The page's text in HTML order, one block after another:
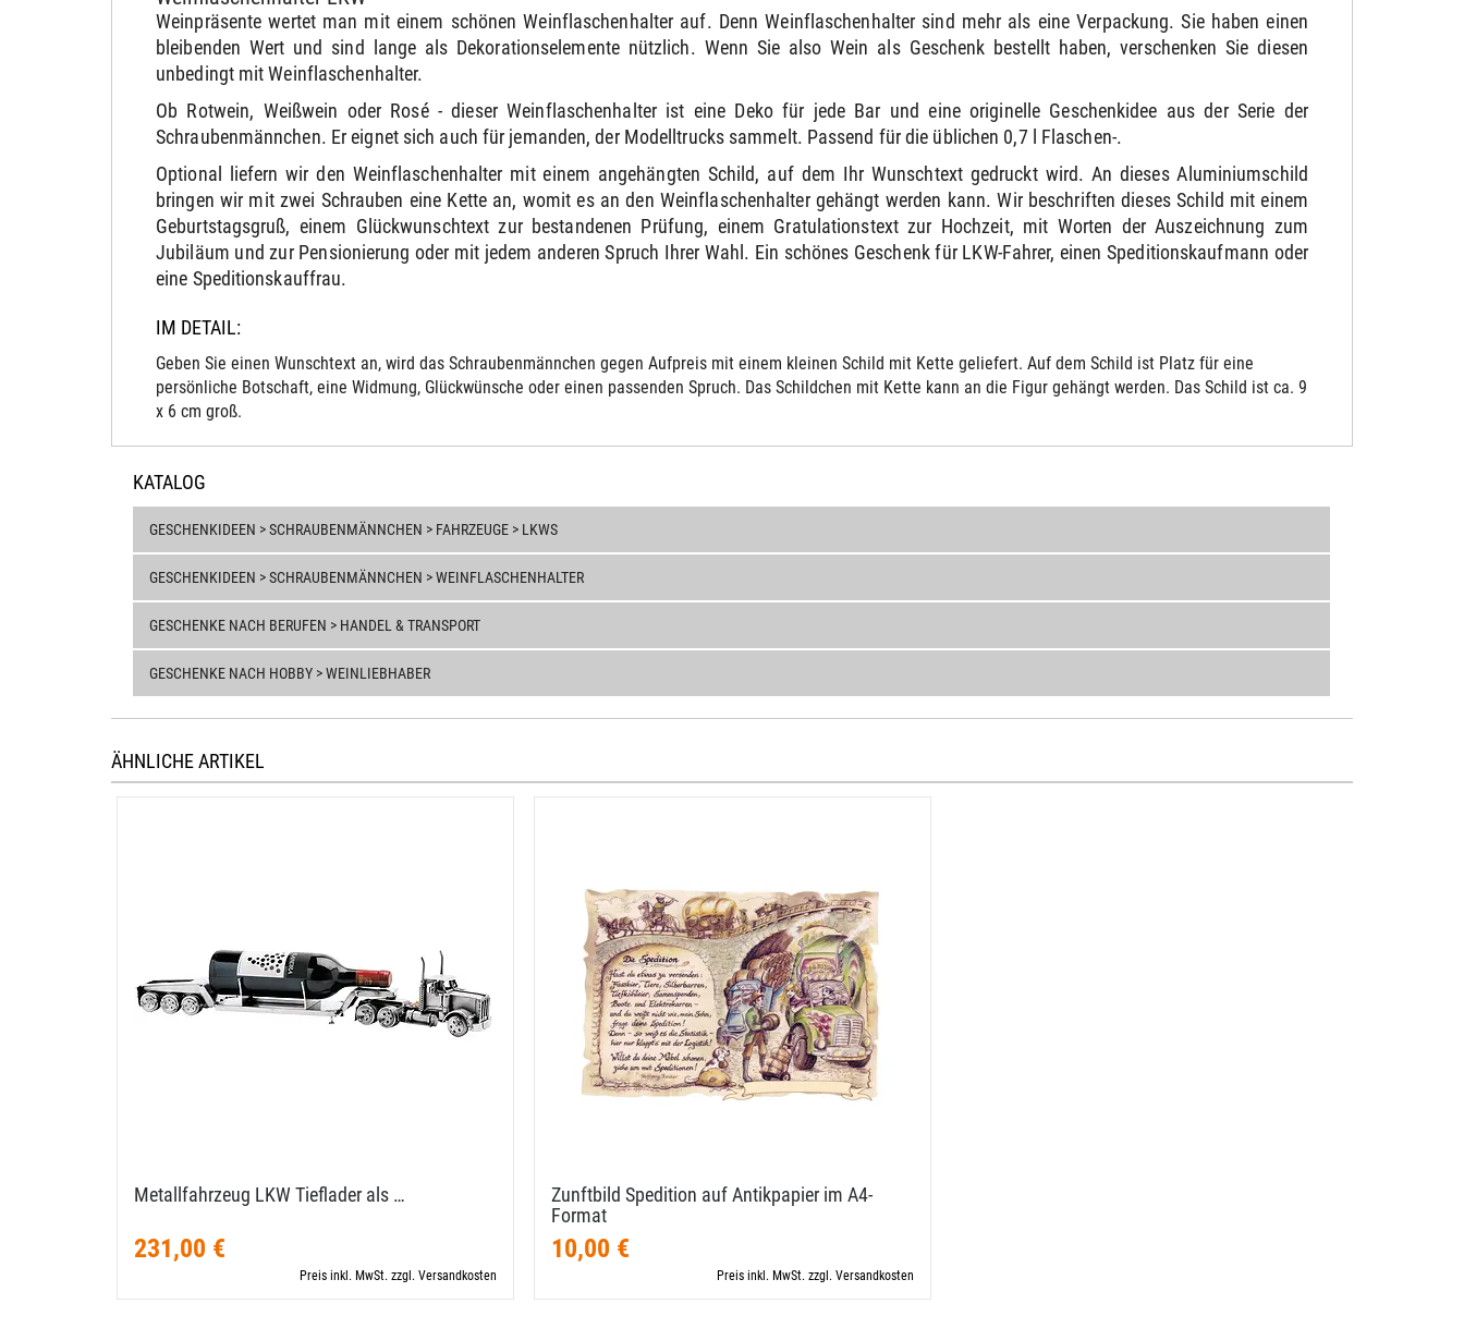
Weinpräsente wertet man mit einem schönen Weinflaschenhalter auf. Denn Weinflaschenhalter sind mehr als eine Verpackung. Sie haben einen
bleibenden Wert und sind lange als Dekorationselemente nützlich. Wenn Sie also Wein als Geschenk bestellt haben, verschenken Sie diesen
unbedingt mit Weinflaschenhalter.
Ob Rotwein, Weißwein oder Rosé - dieser Weinflaschenhalter ist eine Deko für jede Bar und eine originelle Geschenkidee aus der Serie der
Schraubenmännchen. Er eignet sich auch für jemanden, der Modelltrucks sammelt. Passend für die üblichen 0,7 l Flaschen-.
Optional liefern wir den Weinflaschenhalter mit einem angehängten Schild, auf dem Ihr Wunschtext gedruckt wird. An dieses Aluminiumschild
bringen wir mit zwei Schrauben eine Kette an, womit es an den Weinflaschenhalter gehängt werden kann. Wir beschriften dieses Schild mit einem
Geburtstagsgruß, einem Glückwunschtext zur bestandenen Prüfung, einem Gratulationstext zur Hochzeit, mit Worten der Auszeichnung zum
Jubiläum und zur Pensionierung oder mit jedem anderen Spruch Ihrer Wahl. Ein schönes Geschenk für LKW-Fahrer, einen Speditionskaufmann oder
eine Speditionskauffrau.
IM DETAIL:
Geben Sie einen Wunschtext an, wird das Schraubenmännchen gegen Aufpreis mit einem kleinen Schild mit Kette geliefert. Auf dem Schild ist Platz für eine
persönliche Botschaft, eine Widmung, Glückwünsche oder einen passenden Spruch. Das Schildchen mit Kette kann an die Figur gehängt werden. Das Schild ist ca. 9
x 6 cm groß.
KATALOG
GESCHENKIDEEN > SCHRAUBENMÄNNCHEN > FAHRZEUGE > LKWS
GESCHENKIDEEN > SCHRAUBENMÄNNCHEN > WEINFLASCHENHALTER
GESCHENKE NACH BERUFEN > HANDEL & TRANSPORT
GESCHENKE NACH HOBBY > WEINLIEBHABER
ÄHNLICHE ARTIKEL
Metallfahrzeug LKW Tieflader als …
231,00 €
Preis inkl. MwSt. zzgl. Versandkosten
Zunftbild Spedition auf Antikpapier im A4-​
Format
10,00 €
Preis inkl. MwSt. zzgl. Versandkosten